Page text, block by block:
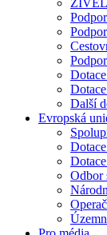
Další
Evropská
Odbor